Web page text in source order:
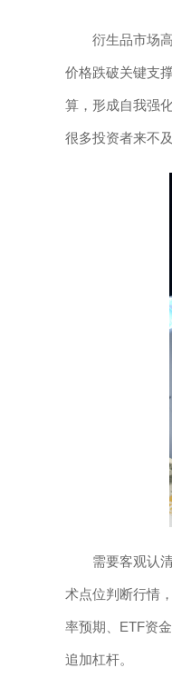
衍生品市场
价格跌破关键支
算，形成自我强
很多投资者来不
需要客观认
术点位判断行情
率预期、ETF资
追加杠杆。